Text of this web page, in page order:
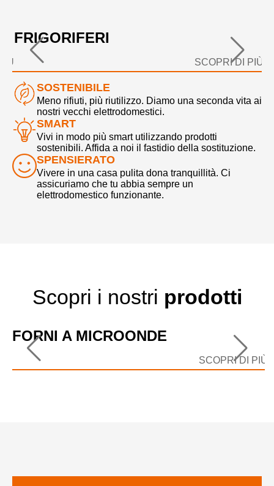
SOSTENIBILE
Meno rifiuti, più riutilizzo. Diamo una seconda vita ai
nostri vecchi elettrodomestici.
SMART
Vivi in modo più smart utilizzando prodotti
sostenibili. Affida a noi il fastidio della sostituzione.
SPENSIERATO
Vivere in una casa pulita dona tranquillità. Ci
assicuriamo che tu abbia sempre un
elettrodomestico funzionante.
FRIGORIFERI
SCOPRI DI PIÙ
Scopri i nostri prodotti
FORNI A MICROONDE
SCOPRI DI PIÙ